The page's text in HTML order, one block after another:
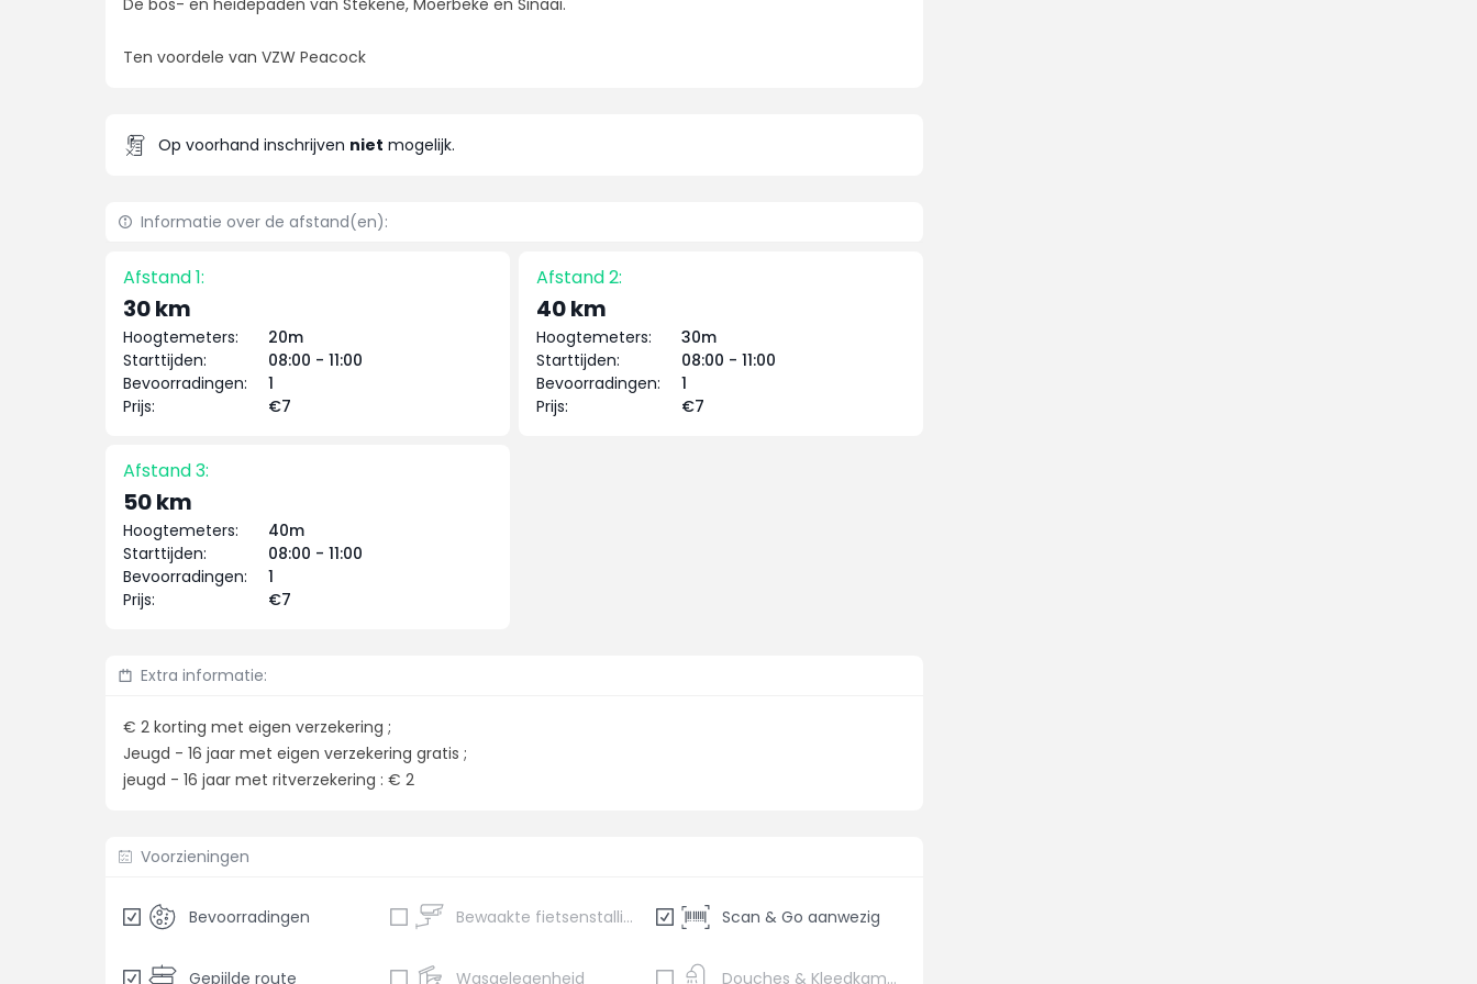
Ten voordele van VZW Peacock
Op voorhand inschrijven niet mogelijk.
Informatie over de afstand(en):
Afstand 1:
30 km
Hoogtemeters:
20m
Starttijden:
08:00 - 11:00
Bevoorradingen:
1
Prijs:
€7
Afstand 2:
40 km
Hoogtemeters:
30m
Starttijden:
08:00 - 11:00
Bevoorradingen:
1
Prijs:
€7
Afstand 3:
50 km
Hoogtemeters:
40m
Starttijden:
08:00 - 11:00
Bevoorradingen:
1
Prijs:
€7
Extra informatie:
€ 2 korting met eigen verzekering ;
Jeugd - 16 jaar met eigen verzekering gratis ;
jeugd - 16 jaar met ritverzekering : € 2
Voorzieningen
Bevoorradingen Bewaakte fietsenstalling Scan & Go aanwezig
Gepijlde route Wasgelegenheid Douches & Kleedkamers